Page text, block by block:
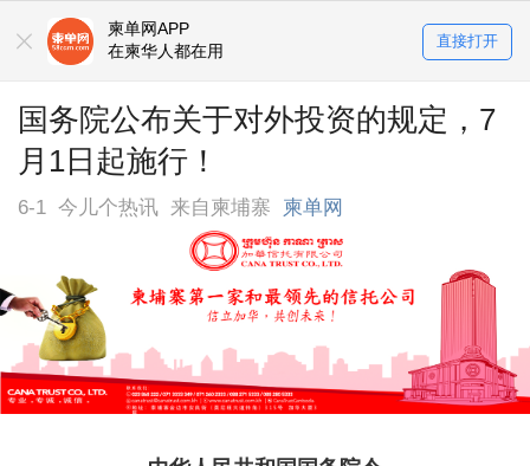
柬单网APP
在柬华人都在用
直接打开
国务院公布关于对外投资的规定，7
月1日起施行！
6-1 今儿个热讯 来自柬埔寨 柬单网